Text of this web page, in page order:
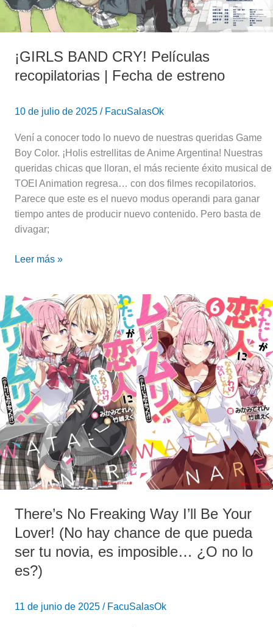
¡GIRLS BAND CRY! Películas
recopilatorias | Fecha de estreno
10 de julio de 2025 / FacuSalasOk
Vení a conocer todo lo nuevo de nuestras queridas Game
Boy Color. ¡Holis estrellitas de Anime Argentina! Nuestras
queridas chicas que lloran, el más reciente éxito musical de
TOEI Animation regresa… con dos filmes recopilatorios.
Parece que este es el nuevo modus operandi para ganar
tiempo antes de producir nuevo contenido. Pero basta de
divagar;
Leer más »
There’s No Freaking Way I’ll Be Your
Lover! (No hay chance de que pueda
ser tu novia, es imposible… ¿O no lo
es?)
11 de junio de 2025 / FacuSalasOk
There’s
No
Freaking
Way
I’ll
Be
Your
Lover!
(No
hay
chance
de
que
ser
tu
imposible…
no